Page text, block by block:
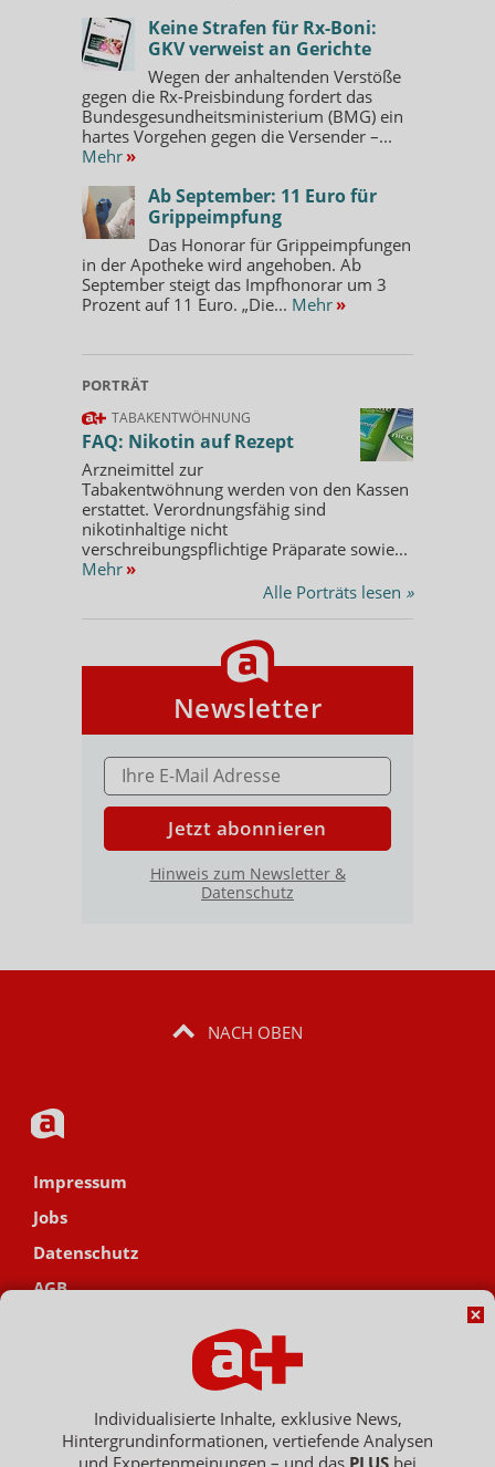
Keine Strafen für Rx-Boni:
GKV verweist an Gerichte
Wegen der anhaltenden Verstöße
gegen die Rx-Preisbindung fordert das
Bundesgesundheitsministerium (BMG) ein
hartes Vorgehen gegen die Versender –...
Mehr »
Ab September: 11 Euro für
Grippeimpfung
Das Honorar für Grippeimpfungen
in der Apotheke wird angehoben. Ab
September steigt das Impfhonorar um 3
Prozent auf 11 Euro. „Die... Mehr »
PORTRÄT
TABAKENTWÖHNUNG
FAQ: Nikotin auf Rezept
Arzneimittel zur
Tabakentwöhnung werden von den Kassen
erstattet. Verordnungsfähig sind
nikotinhaltige nicht
verschreibungspflichtige Präparate sowie...
Mehr »
Alle Porträts lesen »
Newsletter
E-MAIL ADRESSE
Jetzt abonnieren
Hinweis zum Newsletter &
Datenschutz
NACH OBEN
Impressum
Jobs
Datenschutz
AGB
Hinweisgebersystem
Individualisierte Inhalte, exklusive News,
Hintergrundinformationen, vertiefende Analysen
und Expertenmeinungen – und das PLUS bei